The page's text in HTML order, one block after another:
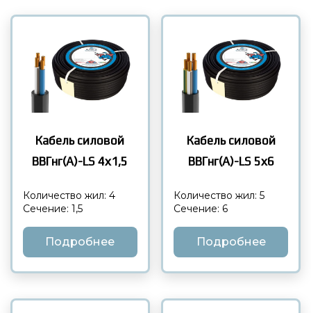
Кабель силовой
ВВГнг(А)-LS 4х1,5
Количество жил: 4
Сечение: 1,5
Подробнее
Кабель силовой
ВВГнг(А)-LS 5х6
Количество жил: 5
Сечение: 6
Подробнее